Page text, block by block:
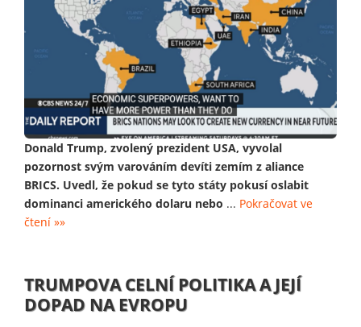
Donald Trump, zvolený prezident USA, vyvolal
pozornost svým varováním devíti zemím z aliance
BRICS. Uvedl, že pokud se tyto státy pokusí oslabit
dominanci amerického dolaru nebo ... Pokračovat ve
čtení »»
TRUMPOVA CELNÍ POLITIKA A JEJÍ
DOPAD NA EVROPU